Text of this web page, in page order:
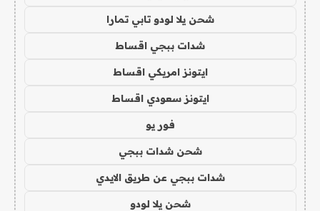
شحن يلا لودو تابي تمارا
شدات ببجي اقساط
ايتونز امريكي اقساط
ايتونز سعودي اقساط
فور يو
شحن شدات ببجي
شدات ببجي عن طريق الايدي
شحن يلا لودو